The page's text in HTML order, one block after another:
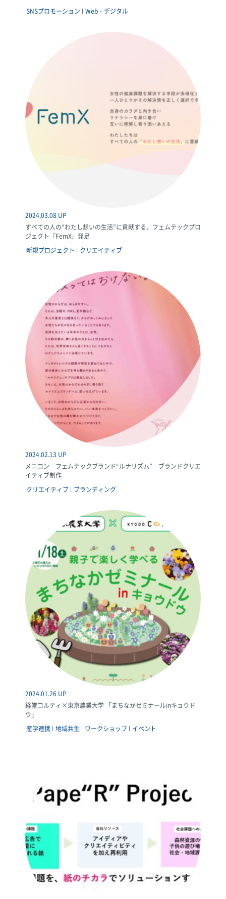
SNSプロモーション
Web・デジタル
2024.03.08 UP
すべての人の“わたし想いの生活”に貢献する、フェムテックプロ
ジェクト『FemX』発足
新規プロジェクト
クリエイティブ
2024.02.13 UP
メニコン フェムテックブランド“ルナリズム” ブランドクリエ
イティブ制作
クリエイティブ
ブランディング
2024.01.26 UP
経堂コルティ×東京農業大学 「まちなかゼミナールinキョウド
ウ」
産学連携 地域共生 ワークショップ イベント